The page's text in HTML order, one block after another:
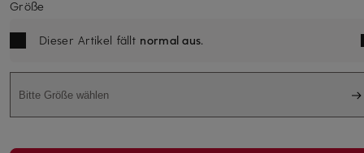
Größe
Dieser Artikel fällt normal aus.
Bitte Größe wählen